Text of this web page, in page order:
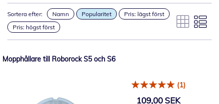
Sortera efter: Namn Popularitet
Pris: lägst först
Pris: högst först
Mopphållare till Roborock S5 och S6
(1)
109,00 SEK